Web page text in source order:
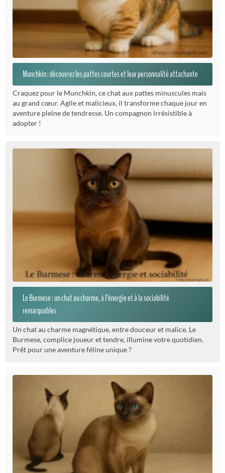
Munchkin : découvrez les pattes courtes et leur personnalité attachante
Craquez pour le Munchkin, ce chat aux pattes minuscules mais
au grand cœur. Agile et malicieux, il transforme chaque jour en
aventure pleine de tendresse. Un compagnon irrésistible à
adopter !
Le Burmese : un chat au charme, à l’énergie et à la sociabilité
remarquables
Un chat au charme magnétique, entre douceur et malice. Le
Burmese, complice joueur et tendre, illumine votre quotidien.
Prêt pour une aventure féline unique ?